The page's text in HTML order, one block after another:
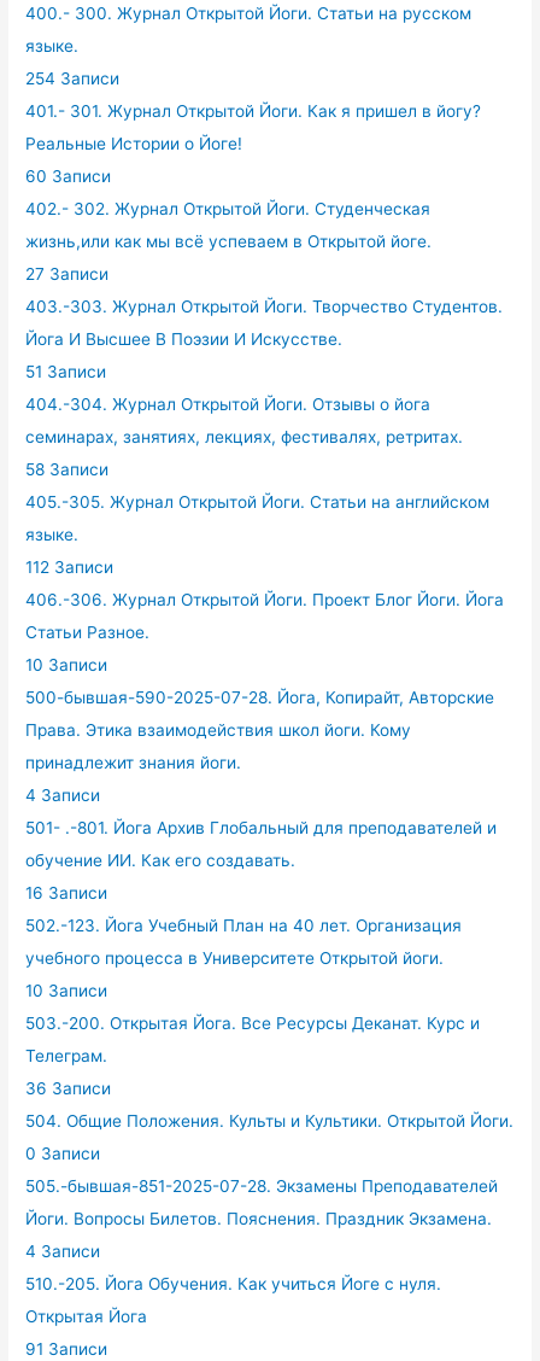
400.- 300. Журнал Открытой Йоги. Статьи на русском
языке.
254 Записи
401.- 301. Журнал Открытой Йоги. Как я пришел в йогу?
Реальные Истории о Йоге!
60 Записи
402.- 302. Журнал Открытой Йоги. Студенческая
жизнь,или как мы всё успеваем в Открытой йоге.
27 Записи
403.-303. Журнал Открытой Йоги. Творчество Студентов.
Йога И Высшее В Поэзии И Искусстве.
51 Записи
404.-304. Журнал Открытой Йоги. Отзывы о йога
семинарах, занятиях, лекциях, фестивалях, ретритах.
58 Записи
405.-305. Журнал Открытой Йоги. Статьи на английском
языке.
112 Записи
406.-306. Журнал Открытой Йоги. Проект Блог Йоги. Йога
Статьи Разное.
10 Записи
500-бывшая-590-2025-07-28. Йога, Копирайт, Авторские
Права. Этика взаимодействия школ йоги. Кому
принадлежит знания йоги.
4 Записи
501- .-801. Йога Архив Глобальный для преподавателей и
обучение ИИ. Как его создавать.
16 Записи
502.-123. Йога Учебный План на 40 лет. Организация
учебного процесса в Университете Открытой йоги.
10 Записи
503.-200. Открытая Йога. Все Ресурсы Деканат. Курс и
Телеграм.
36 Записи
504. Общие Положения. Культы и Культики. Открытой Йоги.
0 Записи
505.-бывшая-851-2025-07-28. Экзамены Преподавателей
Йоги. Вопросы Билетов. Пояснения. Праздник Экзамена.
4 Записи
510.-205. Йога Обучения. Как учиться Йоге с нуля.
Открытая Йога
91 Записи